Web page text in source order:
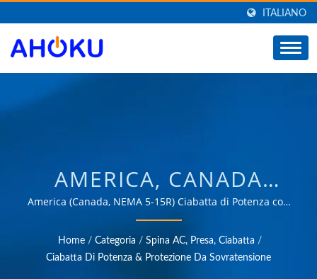
ITALIANO
AMERICA, CANADA
(NEMA 5-15R)
CIABATTA DI POTENZA
CON PROTEZIONE DA
America (Canada, NEMA 5-15R) Ciabatta di Potenza con
Protezione da Sovratensione / Oltre 35 anni di
esperienza affidabile in OEM e ODM nella fornitura di
prodotti che soddisfano le esigenze delle applicazioni di
Home / Categoria / Spina AC, Presa, Ciabatta /
Ciabatta Di Potenza & Protezione Da Sovratensione